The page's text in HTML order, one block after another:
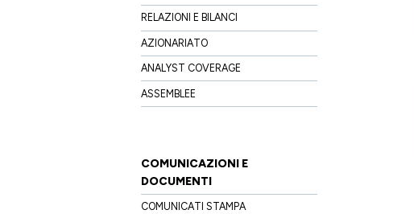
RELAZIONI E BILANCI
AZIONARIATO
ANALYST COVERAGE
ASSEMBLEE
COMUNICAZIONI E
DOCUMENTI
COMUNICATI STAMPA